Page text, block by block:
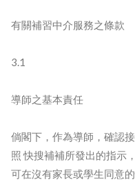
有關補習中介服務之條款
3.1
導師之基本責任
倘閣下，作為導師，確認
照 快搜補補所發出的指示
可在沒有家長或學生同意